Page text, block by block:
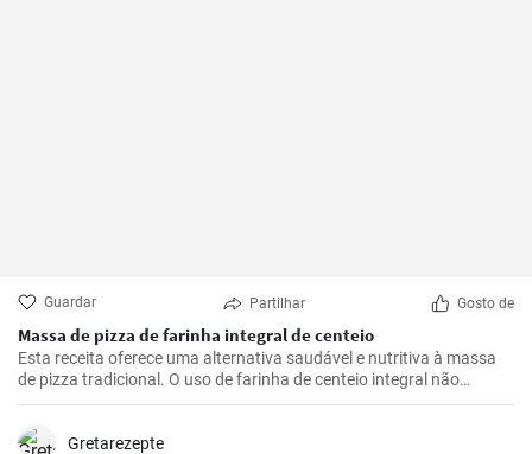
Guardar Partilhar Gosto de
Massa de pizza de farinha integral de centeio
Esta receita oferece uma alternativa saudável e nutritiva à massa
de pizza tradicional. O uso de farinha de centeio integral não
apenas torna a pizza mais saborosa, mas também adiciona muitas
Gretarezepte